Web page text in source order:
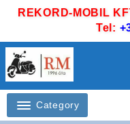
REKORD-MOBIL
Tel:
Category